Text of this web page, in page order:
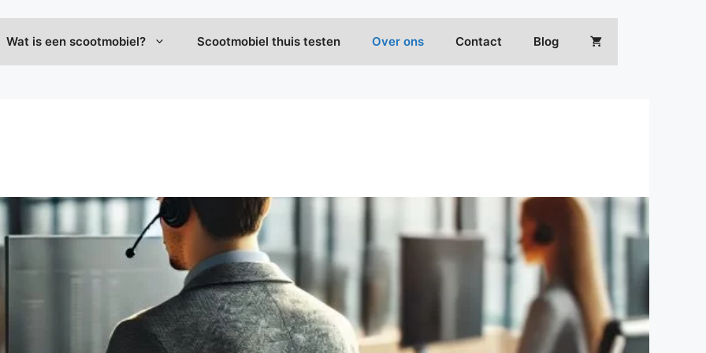
Wat is een scootmobiel? Scootmobiel thuis testen Over ons Contact Blog